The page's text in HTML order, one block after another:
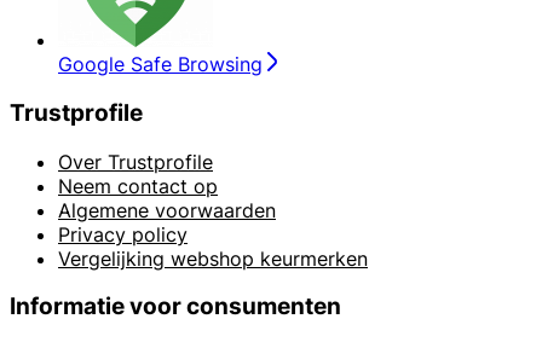
Google Safe Browsing
Trustprofile
Over Trustprofile
Neem contact op
Algemene voorwaarden
Privacy policy
Vergelijking webshop keurmerken
Informatie voor consumenten